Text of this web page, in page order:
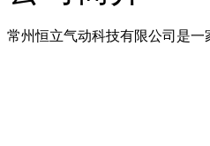
常州恒立气动科技有限公司是